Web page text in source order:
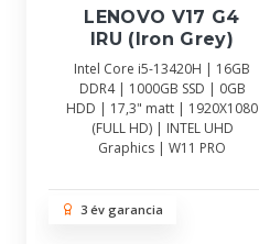
LENOVO V17 G4
IRU (Iron Grey)
Intel Core i5-13420H | 16GB
DDR4 | 1000GB SSD | 0GB
HDD | 17,3" matt | 1920X1080
(FULL HD) | INTEL UHD
Graphics | W11 PRO
3 év garancia